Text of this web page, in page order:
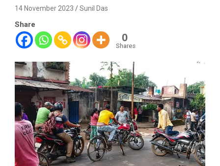
14 November 2023 Sunil Das
Share
0
Shares